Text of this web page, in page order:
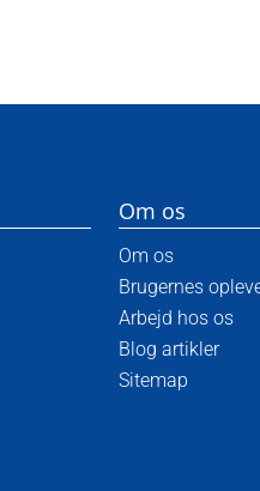
Om os
Om os
Brugernes
Arbejd hos os
Blog artikler
Sitemap